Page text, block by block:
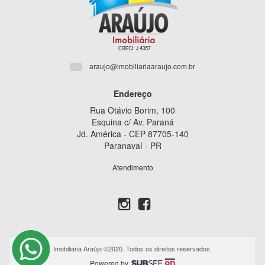
araujo@imobiliariaaraujo.com.br
Endereço
Rua Otávio Borim, 100
Esquina c/ Av. Paraná
Jd. América - CEP 87705-140
Paranavaí - PR
Atendimento
Imobiliária Araújo ©2020. Todos os direitos reservados.
Powered by